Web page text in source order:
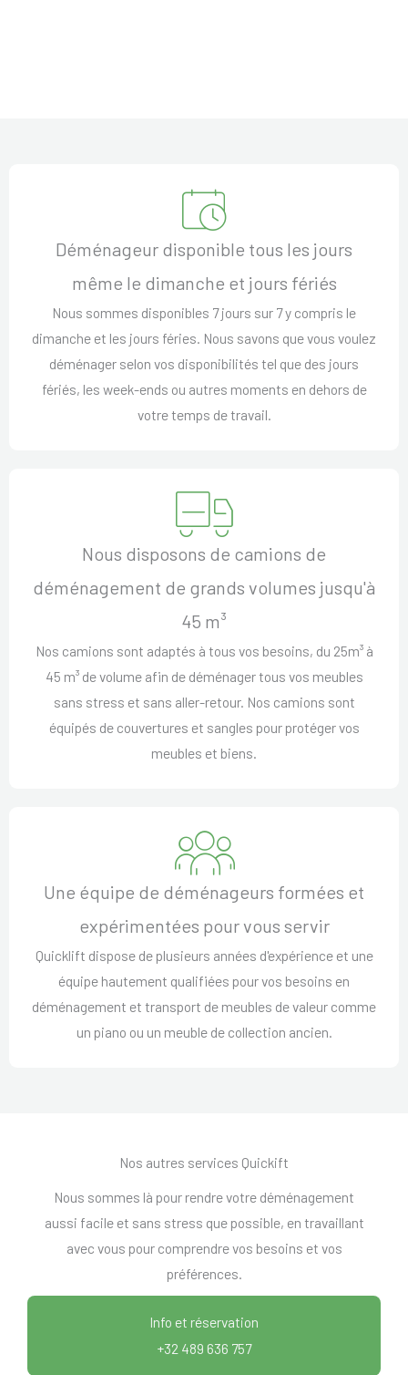
Déménageur disponible tous les jours
même le dimanche et jours fériés
Nous sommes disponibles 7 jours sur 7 y compris le
dimanche et les jours féries. Nous savons que vous voulez
déménager selon vos disponibilités tel que des jours
fériés, les week-ends ou autres moments en dehors de
votre temps de travail.
Nous disposons de camions de
déménagement de grands volumes jusqu'à
45 m³
Nos camions sont adaptés à tous vos besoins, du 25m³ à
45 m³ de volume afin de déménager tous vos meubles
sans stress et sans aller-retour. Nos camions sont
équipés de couvertures et sangles pour protéger vos
meubles et biens.
Une équipe de déménageurs formées et
expérimentées pour vous servir
Quicklift dispose de plusieurs années d'expérience et une
équipe hautement qualifiées pour vos besoins en
déménagement et transport de meubles de valeur comme
un piano ou un meuble de collection ancien.
Nos autres services Quickift
Nous sommes là pour rendre votre déménagement
aussi facile et sans stress que possible, en travaillant
avec vous pour comprendre vos besoins et vos
préférences.
Info et réservation
+32 489 636 757